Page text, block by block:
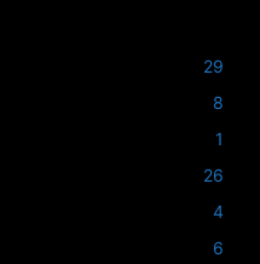
29
8
1
26
4
6